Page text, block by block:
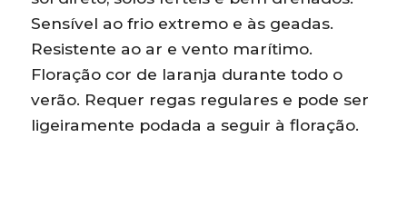
Sensível ao frio extremo e às geadas.
Resistente ao ar e vento marítimo.
Floração cor de laranja durante todo o
verão. Requer regas regulares e pode ser
ligeiramente podada a seguir à floração.